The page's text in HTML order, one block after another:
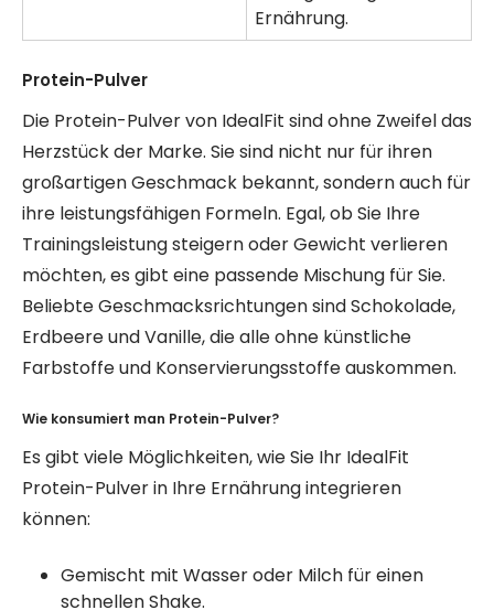
Ernährung.
Protein-Pulver
Die Protein-Pulver von IdealFit sind ohne Zweifel das
Herzstück der Marke. Sie sind nicht nur für ihren
großartigen Geschmack bekannt, sondern auch für
ihre leistungsfähigen Formeln. Egal, ob Sie Ihre
Trainingsleistung steigern oder Gewicht verlieren
möchten, es gibt eine passende Mischung für Sie.
Beliebte Geschmacksrichtungen sind Schokolade,
Erdbeere und Vanille, die alle ohne künstliche
Farbstoffe und Konservierungsstoffe auskommen.
Wie konsumiert man Protein-Pulver?
Es gibt viele Möglichkeiten, wie Sie Ihr IdealFit
Protein-Pulver in Ihre Ernährung integrieren
können:
Gemischt mit Wasser oder Milch für einen
schnellen Shake.